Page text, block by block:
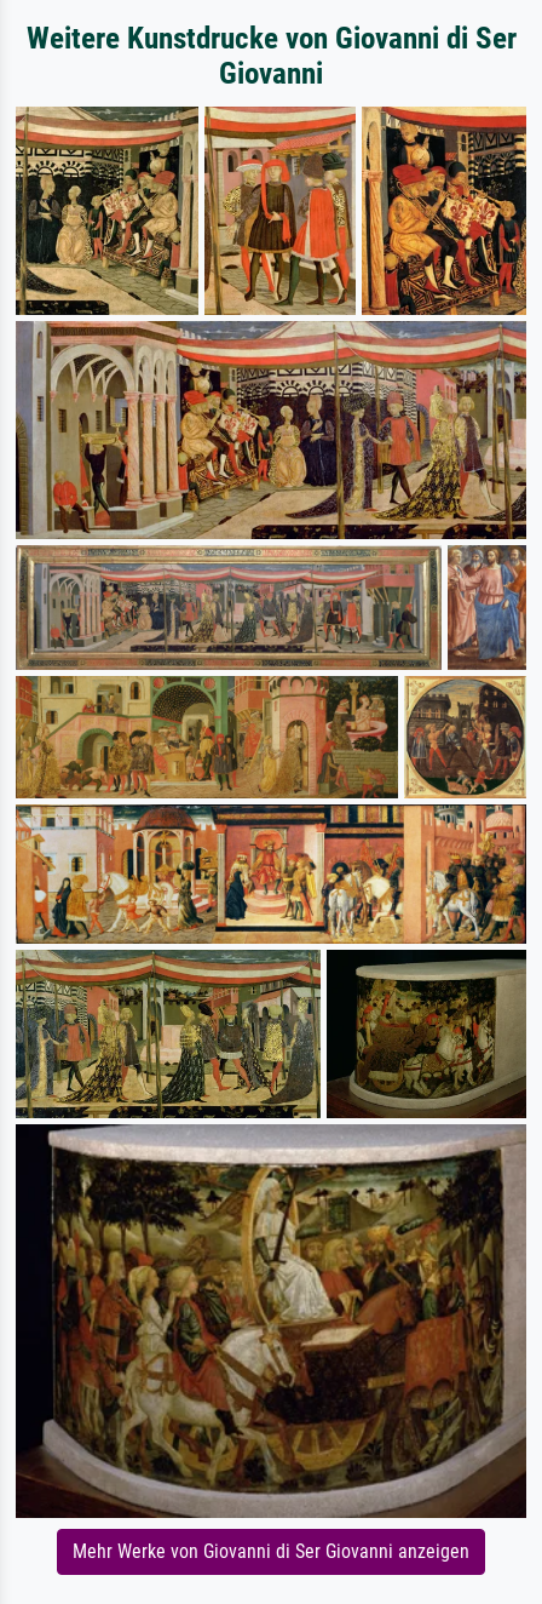
Weitere Kunstdrucke von Giovanni di Ser
Giovanni
Mehr Werke von Giovanni di Ser Giovanni anzeigen